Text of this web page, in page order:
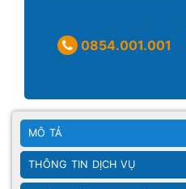
0854.001.001
MÔ TẢ
THÔNG TIN DỊCH VỤ